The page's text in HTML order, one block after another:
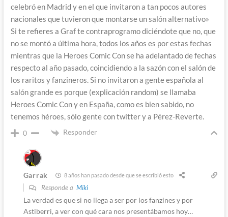
celebró en Madrid y en el que invitaron a tan pocos autores
nacionales que tuvieron que montarse un salón alternativo»
Si te refieres a Graf te contraprogramo diciéndote que no, que
no se montó a última hora, todos los años es por estas fechas
mientras que la Heroes Comic Con se ha adelantado de fechas
respecto al año pasado, coincidiendo a la sazón con el salón de
los raritos y fanzineros. Si no invitaron a gente española al
salón grande es porque (explicación random) se llamaba
Heroes Comic Con y en España, como es bien sabido, no
tenemos héroes, sólo gente con twitter y a Pérez-Reverte.
0 Responder
Garrak 8 años han pasado desde que se escribió esto
Responde a Miki
La verdad es que si no llega a ser por los fanzines y por
Astiberri, a ver con qué cara nos presentábamos hoy…